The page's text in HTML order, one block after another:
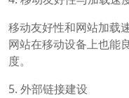
移动友好性和网站加载
网站在移动设备上也能
度。
5. 外部链接建设